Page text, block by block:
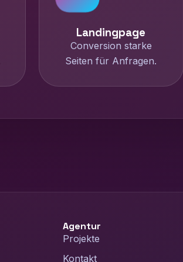
Landingpage
Conversion starke
Seiten für Anfragen.
Agentur
Projekte
Kontakt